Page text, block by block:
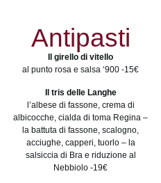
Antipasti
Il girello di vitello
al punto rosa e salsa ‘900 -15€
Il tris delle Langhe
l’albese di fassone, crema di
albicocche, cialda di toma Regina –
la battuta di fassone, scalogno,
acciughe, capperi, tuorlo – la
salsiccia di Bra e riduzione al
Nebbiolo -19€